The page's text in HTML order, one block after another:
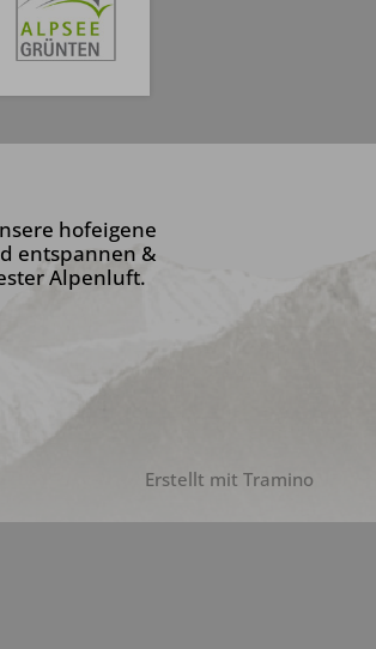
hofeigene
entspannen &
Alpenluft.
Erstellt mit Tramino